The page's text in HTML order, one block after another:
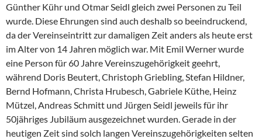
Günther Kühr und Otmar Seidl gleich zwei Personen zu Teil
wurde. Diese Ehrungen sind auch deshalb so beeindruckend,
da der Vereinseintritt zur damaligen Zeit anders als heute erst
im Alter von 14 Jahren möglich war. Mit Emil Werner wurde
eine Person für 60 Jahre Vereinszugehörigkeit geehrt,
während Doris Beutert, Christoph Griebling, Stefan Hildner,
Bernd Hofmann, Christa Hrubesch, Gabriele Küthe, Heinz
Mützel, Andreas Schmitt und Jürgen Seidl jeweils für ihr
50jähriges Jubiläum ausgezeichnet wurden. Gerade in der
heutigen Zeit sind solch langen Vereinszugehörigkeiten selten